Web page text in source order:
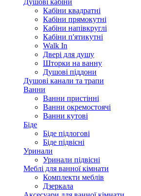
Душові кабіни
Кабіни квадратні
Кабіни прямокутні
Кабіни напівкруглі
Кабіни п'ятикутні
Walk In
Двері для душу
Шторки на ванну
Душові піддони
Душові канали та трапи
Ванни
Ванни пристінні
Ванни окремостоячі
Ванни кутові
Біде
Біде підлогові
Біде підвісні
Уринали
Уринали підвісні
Меблі для ванної кімнати
Комплекти меблів
Дзеркала